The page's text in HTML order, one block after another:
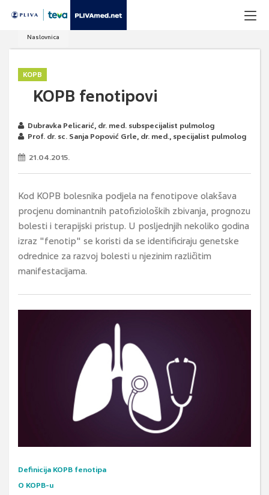
Naslovnica
KOPB
KOPB fenotipovi
Dubravka Pelicarić, dr. med. subspecijalist pulmolog
Prof. dr. sc. Sanja Popović Grle, dr. med., specijalist pulmolog
21.04.2015.
Kod KOPB bolesnika podjela na fenotipove olakšava
procjenu dominantnih patofizioloških zbivanja, prognozu
bolesti i terapijski pristup. U posljednjih nekoliko godina
izraz "fenotip" se koristi da se identificiraju genetske
odrednice za razvoj bolesti u njezinim različitim
manifestacijama.
Definicija KOPB fenotipa
O KOPB-u